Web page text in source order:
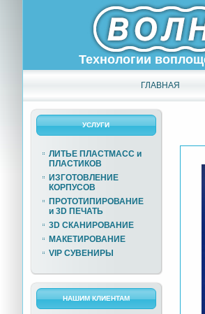
Технологии
ГЛАВНАЯ
УСЛУГИ
ЛИТЬЕ ПЛАСТМАСС и
ПЛАСТИКОВ
ИЗГОТОВЛЕНИЕ
КОРПУСОВ
ПРОТОТИПИРОВАНИЕ
и 3D ПЕЧАТЬ
3D СКАНИРОВАНИЕ
МАКЕТИРОВАНИЕ
VIP СУВЕНИРЫ
НАШИМ КЛИЕНТАМ